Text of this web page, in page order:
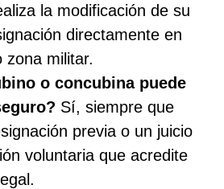
la modificación de su
directamente en
zona militar.
o concubina puede
Sí, siempre que
previa o un juicio
voluntaria que acredite